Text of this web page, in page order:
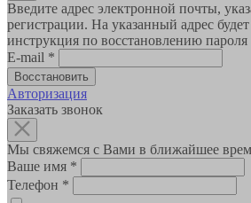
Введите адрес электронной почты,
регистрации. На указанный адрес
инструкция по восстановлению пароля
E-mail *
Авторизация
Заказать звонок
Мы свяжемся с Вами в ближайшее
Ваше имя *
Телефон *